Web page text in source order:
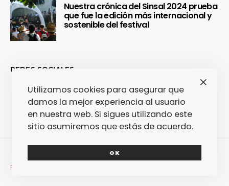
Nuestra crónica del Sinsal 2024 prueba
que fue la edición más internacional y
sostenible del festival
REDES SOCIALES
FANTASTIC SPOT
Utilizamos cookies para asegurar que
damos la mejor experiencia al usuario
en nuestra web. Si sigues utilizando este
sitio asumiremos que estás de acuerdo.
OK